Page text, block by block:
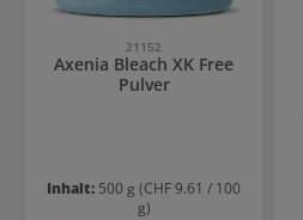
21152
Axenia Bleach XK Free
Pulver
Inhalt: 500 g (CHF 9.61 / 100
g)